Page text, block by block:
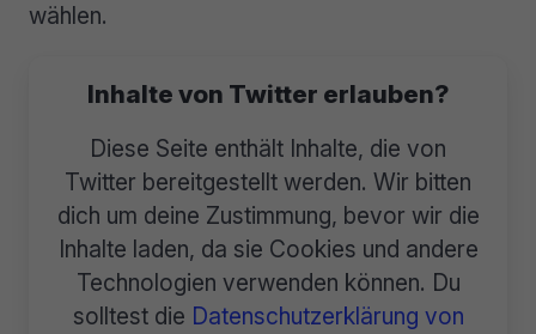
wählen.
Inhalte von Twitter erlauben?
Diese Seite enthält Inhalte, die von
Twitter bereitgestellt werden. Wir bitten
dich um deine Zustimmung, bevor wir die
Inhalte laden, da sie Cookies und andere
Technologien verwenden können. Du
solltest die Datenschutzerklärung von